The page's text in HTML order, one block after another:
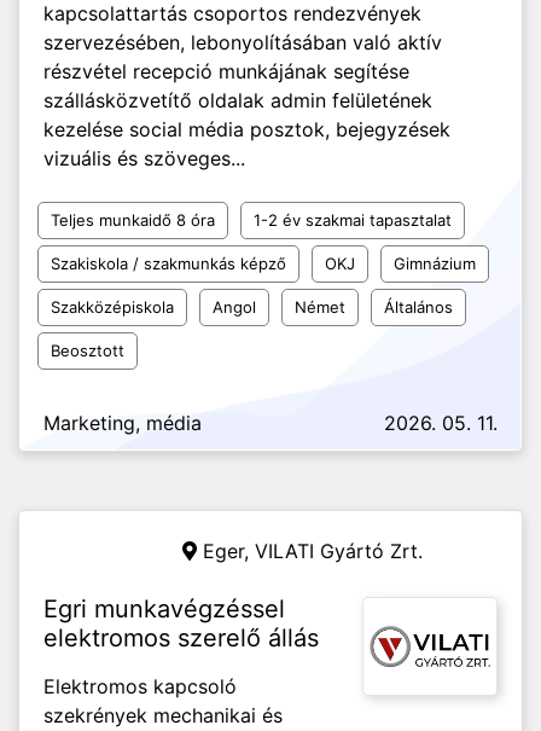
kapcsolattartás csoportos rendezvények
szervezésében, lebonyolításában való aktív
részvétel recepció munkájának segítése
szállásközvetítő oldalak admin felületének
kezelése social média posztok, bejegyzések
vizuális és szöveges...
Teljes munkaidő 8 óra 1-2 év szakmai tapasztalat
Szakiskola / szakmunkás képző OKJ Gimnázium
Szakközépiskola Angol Német Általános
Beosztott
Marketing, média 2026. 05. 11.
Eger, VILATI Gyártó Zrt.
Egri munkavégzéssel
elektromos szerelő állás
Elektromos kapcsoló
szekrények mechanikai és